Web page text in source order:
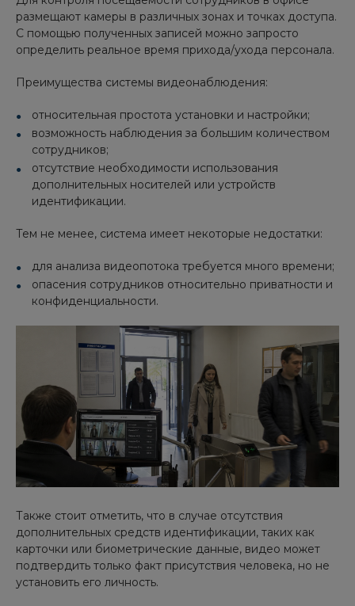
размещают камеры в различных зонах и точках доступа.
С помощью полученных записей можно запросто
определить реальное время прихода/ухода персонала.
Преимущества системы видеонаблюдения:
относительная простота установки и настройки;
возможность наблюдения за большим количеством
сотрудников;
отсутствие необходимости использования
дополнительных носителей или устройств
идентификации.
Тем не менее, система имеет некоторые недостатки:
для анализа видеопотока требуется много времени;
опасения сотрудников относительно приватности и
конфиденциальности.
Также стоит отметить, что в случае отсутствия
дополнительных средств идентификации, таких как
карточки или биометрические данные, видео может
подтвердить только факт присутствия человека, но не
установить его личность.